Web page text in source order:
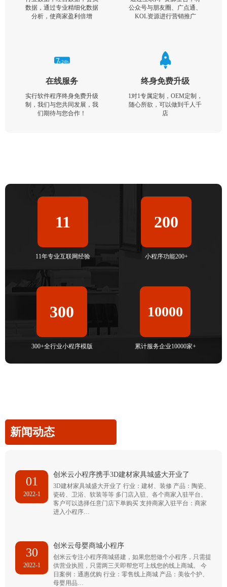
数据，通过专业精细化数据
分析，使商家盈利倍增
公众号与朋友圈、广点通、
KOL资源进行营销推广
在线服务
实行软件程序终身免费升级
制，我们与您共同发展，我
们期待与您合作！
终身免费升级
1对1专属定制，OEM定制，
随心所欲，可以做到千人千
店
11
11年专业互联网经验
200
小程序功能200+
300
300+全行业小程序模版
10000
累计服务企业10000家+
新闻动态
01
2022-1
创米云小程序携手3D建材家具城盛大开业了
3D建材家具城盛大开业了 行业：建材、装修 产品：陶瓷、
瓷砖、卫浴、软装等等 多门店入驻、各个商家入驻平台、
客户可以选择任意门店下单购买 支持商家入驻平台：商家
进入小程序…
30
2022-1
创米云母婴商城小程序
创米云专注小程序商城搭建，如果您想做个小程序，只需提
供营业执照，只需两三天即帮您可上线您的线上商城。 今
日案例：通惠优购 行业：零售线上商城 产品：美妆个护、
母婴用品…